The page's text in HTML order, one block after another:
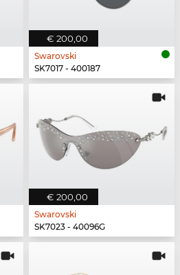
€ 200,00
Swarovski
SK7017 - 400187
€ 200,00
Swarovski
SK7023 - 40096G